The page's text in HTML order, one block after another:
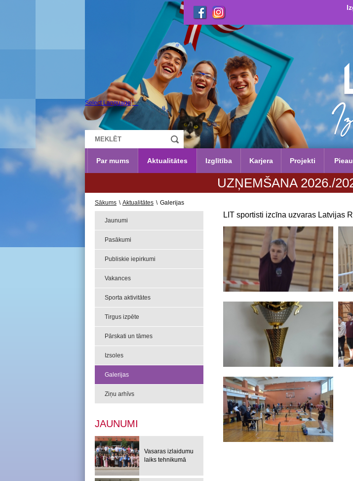
Select Language ▼
Par mums Aktualitātes Izglītība Karjera Projekti
UZŅEMŠANA 2026./
Sākums \ Aktualitātes \ Galerijas
Jaunumi
Pasākumi
Publiskie iepirkumi
Vakances
Sporta aktivitātes
Tirgus izpēte
Pārskati un tāmes
Izsoles
Galerijas
Ziņu arhīvs
JAUNUMI
Vasaras izlaidumu
laiks tehnikumā
LIT sportisti izcīna uzvaras Latvijas